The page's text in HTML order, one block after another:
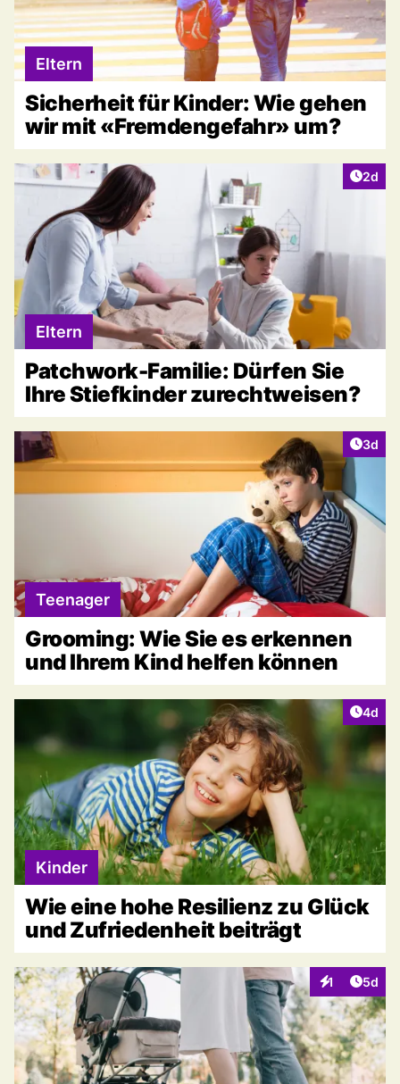
Eltern
Sicherheit für Kinder: Wie gehen
wir mit «Fremdengefahr» um?
2d
Eltern
Patchwork-Familie: Dürfen Sie
Ihre Stiefkinder zurechtweisen?
3d
Teenager
Grooming: Wie Sie es erkennen
und Ihrem Kind helfen können
4d
Kinder
Wie eine hohe Resilienz zu Glück
und Zufriedenheit beiträgt
1
Interaktionen
5d